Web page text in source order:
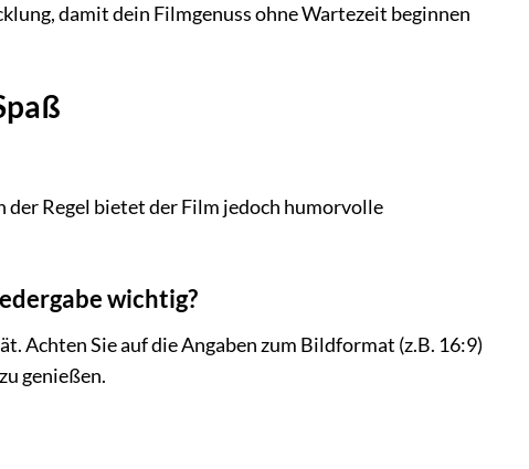
damit dein Filmgenuss ohne Wartezeit beginnen
der Regel bietet der Film jedoch humorvolle
wichtig?
Achten Sie auf die Angaben zum Bildformat (z.B. 16:9)
genießen.